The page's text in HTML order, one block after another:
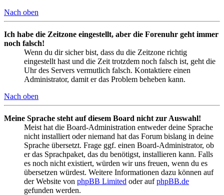
Nach oben
Ich habe die Zeitzone eingestellt, aber die Forenuhr geht immer
noch falsch!
Wenn du dir sicher bist, dass du die Zeitzone richtig
eingestellt hast und die Zeit trotzdem noch falsch ist, geht die
Uhr des Servers vermutlich falsch. Kontaktiere einen
Administrator, damit er das Problem beheben kann.
Nach oben
Meine Sprache steht auf diesem Board nicht zur Auswahl!
Meist hat die Board-Administration entweder deine Sprache
nicht installiert oder niemand hat das Forum bislang in deine
Sprache übersetzt. Frage ggf. einen Board-Administrator, ob
er das Sprachpaket, das du benötigst, installieren kann. Falls
es noch nicht existiert, würden wir uns freuen, wenn du es
übersetzen würdest. Weitere Informationen dazu können auf
der Website von phpBB Limited oder aufphpBB.de
gefunden werden.